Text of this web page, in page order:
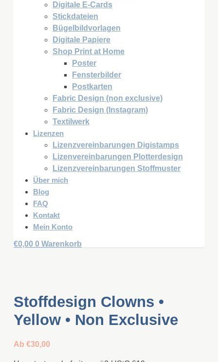
Digitale E-Cards
Stickdateien
Bügelbildvorlagen
Digitale Papiere
Shop Print at Home
Poster
Fensterbilder
Postkarten
Fabric Design (non exclusive)
Fabric Design (Instagram)
Textilwerk
Lizenzen
Lizenzvereinbarungen Digistamps
Lizenvereinbarungen Plotterdesign
Lizenzvereinbarungen Stoffmuster
Über mich
Blog
FAQ
Kontakt
Mein Konto
€0,00 0 Warenkorb
Stoffdesign Clowns •
Yellow • Non Exclusive
Ab €30,00